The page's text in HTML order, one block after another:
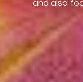
and also